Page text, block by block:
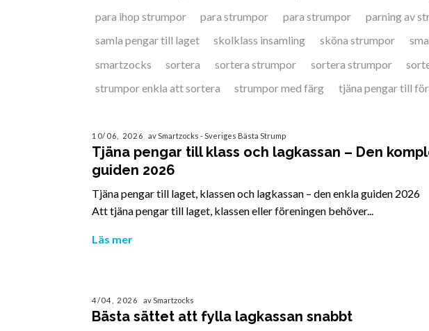
para ihop strumpor
para strumpor para strumpor parning av
samla pengar till laget
skolklass insamling sköna strumpor
smartzocks
sortera sortera strumpor sortera strumpor
strumpor enkla att sortera
strumpor med färg tjäna pengar till
10/06, 2026 av Smartzocks - Sveriges Bästa Strump
Tjäna pengar till klass och lagkassan – Den
guiden 2026
Tjäna pengar till laget, klassen och lagkassan – den enkla guiden 2026
Att tjäna pengar till laget, klassen eller föreningen behöver...
Läs mer
4/04, 2026 av Smartzocks
Bästa sättet att fylla lagkassan snabbt